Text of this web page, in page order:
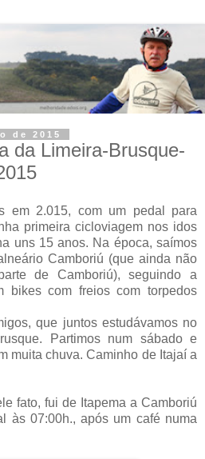
de 2015
da Limeira-Brusque-
em 2.015, com um pedal para
primeira cicloviagem nos idos
uns 15 anos. Na época, saímos
Camboriú (que ainda não
de Camboriú), seguindo a
bikes com freios com torpedos
que juntos estudávamos no
Partimos num sábado e
muita chuva. Caminho de Itajaí a
fato, fui de Itapema a Camboriú
às 07:00h., após um café numa